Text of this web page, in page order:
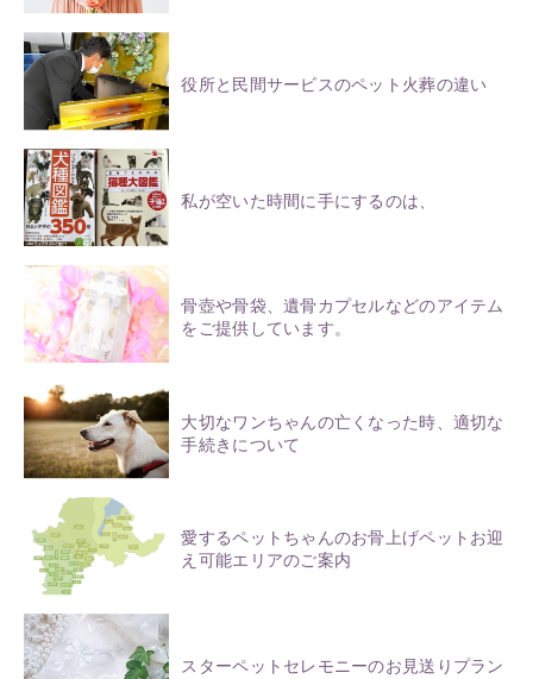
役所と民間サービスのペット火葬の違い
私が空いた時間に手にするのは、
骨壺や骨袋、遺骨カプセルなどのアイテム
をご提供しています。
大切なワンちゃんの亡くなった時、適切な
手続きについて
愛するペットちゃんのお骨上げペットお迎
え可能エリアのご案内
スターペットセレモニーのお見送りプラン